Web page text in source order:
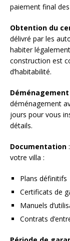
paiement final
Obtention du
délivré par les
habiter
construction est
d’habitabilité.
déménagement
jours pour vous
détails.
Documentation
votre villa :
Plans définitifs
Certificats de
Manuels
Contrats